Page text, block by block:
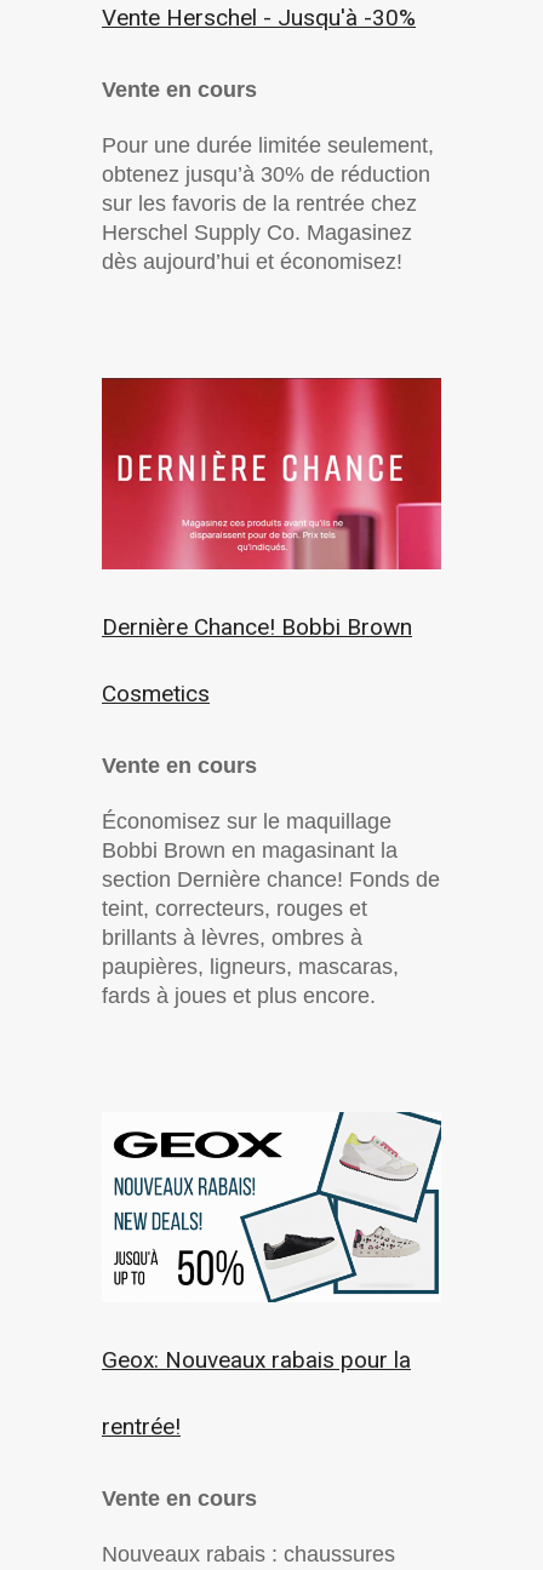
Vente Herschel - Jusqu'à -30%
Vente en cours
Pour une durée limitée seulement,
obtenez jusqu’à 30% de réduction
sur les favoris de la rentrée chez
Herschel Supply Co. Magasinez
dès aujourd’hui et économisez!
Dernière Chance! Bobbi Brown
Cosmetics
Vente en cours
Économisez sur le maquillage
Bobbi Brown en magasinant la
section Dernière chance! Fonds de
teint, correcteurs, rouges et
brillants à lèvres, ombres à
paupières, ligneurs, mascaras,
fards à joues et plus encore.
Geox: Nouveaux rabais pour la
rentrée!
Vente en cours
Nouveaux rabais : chaussures